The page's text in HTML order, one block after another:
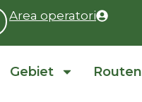
Area operatori
Gebiet Routen